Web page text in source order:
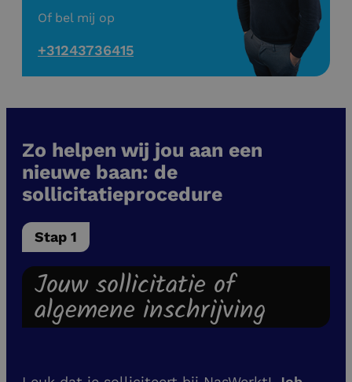
Of bel mij op
+31243736415
Zo helpen wij jou aan een
nieuwe baan: de
sollicitatieprocedure
Stap 1
Jouw sollicitatie of
algemene inschrijving